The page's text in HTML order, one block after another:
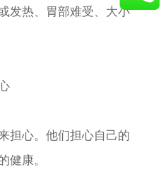
发热、胃部难受、大小
心。他们担心自己的
健康。